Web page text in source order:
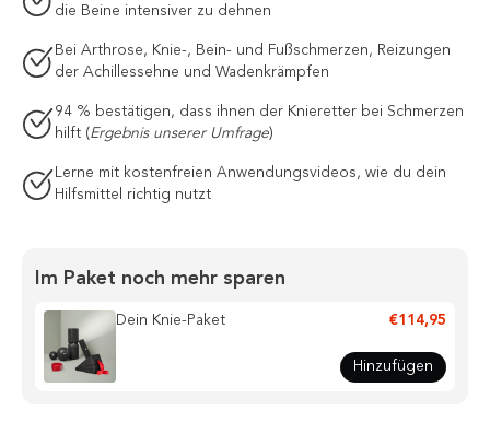
die Beine intensiver zu dehnen
Bei Arthrose, Knie-, Bein- und Fußschmerzen, Reizungen
der Achillessehne und Wadenkrämpfen
94 % bestätigen, dass ihnen der Knieretter bei Schmerzen
hilft (Ergebnis unserer Umfrage)
Lerne mit kostenfreien Anwendungsvideos, wie du dein
Hilfsmittel richtig nutzt
Im Paket noch mehr sparen
Dein Knie-Paket €114,95
Hinzufügen